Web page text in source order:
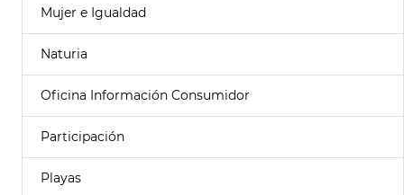
Mujer e Igualdad
Naturia
Oficina Información Consumidor
Participación
Playas